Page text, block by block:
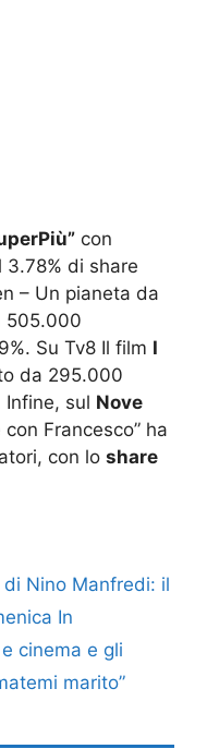
con
3.78% di share
– Un pianeta da
505.000
Su Tv8 Il film I
da 295.000
Infine, sul Nove
Francesco” ha
con lo share
Nino Manfredi: il
In
cinema e gli
marito”